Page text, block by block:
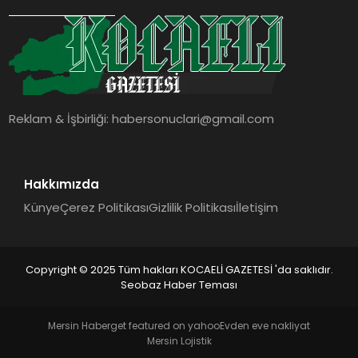
YAŞAM
DÜNYA
Reklam & İşbirliği:habersonuclari@gmail.com
Hakkımızda
KünyeÇerez PolitikasıGizlilik Politikasıİletişim
Copyright © 2025 Tüm hakları KOCAELİ GAZETESİ 'da saklıdır.
Seobaz Haber Teması
Mersin Haberget featured on yahooEvden eve nakliyat
Mersin Lojistik